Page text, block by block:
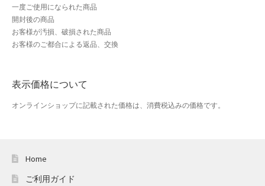
テスト 「テーブル
ハロウィン特集
プライバシーポリシー
ベンダー登録
一度ご使用になられた商品
開封後の商品
お客様が汚損、破損された商品
お客様のご都合による返品、交換
表示価格について
オンラインショップに記載された価格は、消費税込みの価格です。
Home
ご利用ガイド